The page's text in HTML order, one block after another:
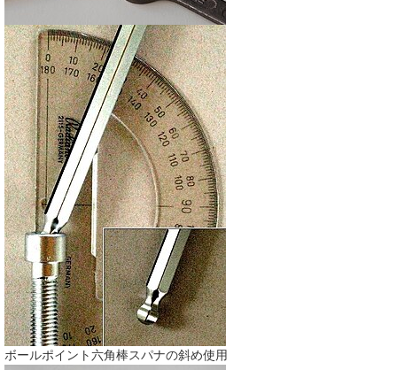
ボールポイント六角棒スパナの斜め使用